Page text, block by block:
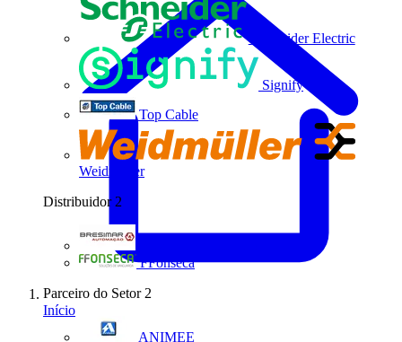
Schneider Electric
Signify
Top Cable
Weidmüller
Distribuidor 2
FFonseca
Parceiro do Setor 2
ANIMEE
Início